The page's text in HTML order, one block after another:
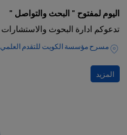
اليوم لمفتوح " البحث والتواصل "
تدعوكم ادارة البحوث والاستشارات
مسرح مؤسسة الكويت للتقدم العلمي
المزيد